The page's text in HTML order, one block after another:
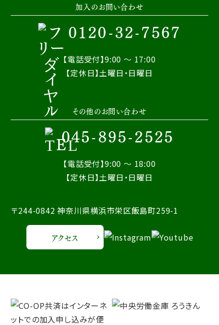
加入のお問い合わせ
0120-32-7567
【電話受付】9:00 ～ 17:00
【定休日】土曜日・日曜日
その他のお問い合わせ
045-895-2525
【電話受付】9:00 ～ 18:00
【定休日】土曜日・日曜日
〒244-0842 神奈川県横浜市栄区飯島町259-1
アクセス